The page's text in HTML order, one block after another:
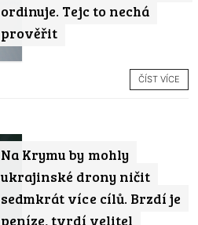
ordinuje. Tejc to nechá
prověřit
ČÍST VÍCE
Na Krymu by mohly
ukrajinské drony ničit
sedmkrát více cílů. Brzdí je
peníze, tvrdí velitel